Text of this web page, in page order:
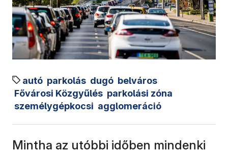
autó parkolás dugó belváros
Fővárosi Közgyűlés parkolási zóna
személygépkocsi agglomeráció
Mintha az utóbbi időben mindenki